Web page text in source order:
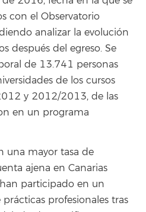
con el Observatorio
analizar la evolución
después del egreso. Se
de 13.741 personas
de los cursos
y 2012/2013, de las
en un programa
una mayor tasa de
ajena en Canarias
participado en un
profesionales tras